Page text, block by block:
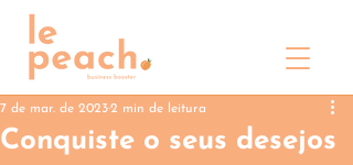
Conquiste o seus desejos
7 de mar. de 20232 min de leitura